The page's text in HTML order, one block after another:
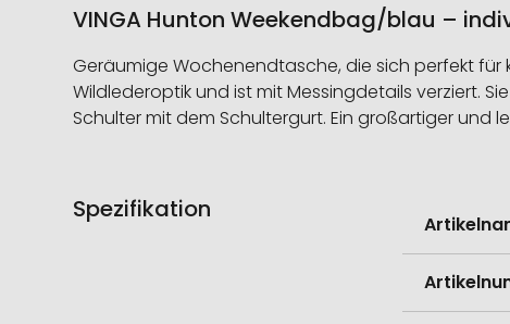
VINGA Hunton Weekendbag/blau –
Geräumige Wochenendtasche, die sich perfekt für
Wildlederoptik und ist mit Messingdetails verziert.
Schulter mit dem Schultergurt. Ein großartiger und
Spezifikation